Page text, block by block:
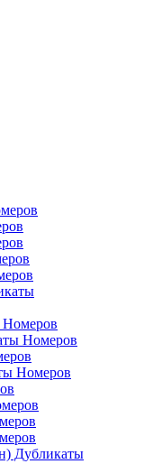
Номеров
Номеров
Дубликаты